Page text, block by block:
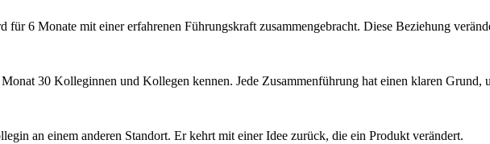
6 Monate mit einer erfahrenen Führungskraft zusammengebracht. Diese Beziehung
30 Kolleginnen und Kollegen kennen. Jede Zusammenführung hat einen klaren Grund,
an einem anderen Standort. Er kehrt mit einer Idee zurück, die ein Produkt verändert.